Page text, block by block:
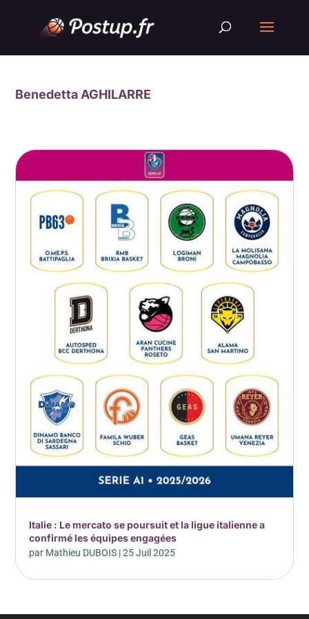
Benedetta AGHILARRE
Italie : Le mercato se poursuit et la ligue italienne a
confirmé les équipes engagées
par Mathieu DUBOIS |25 Juil 2025